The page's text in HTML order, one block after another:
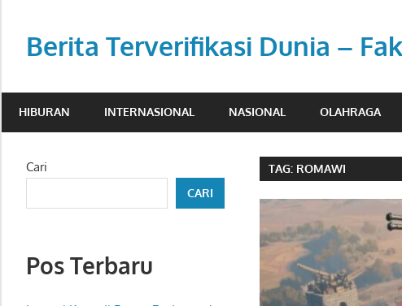
contentBerita Terverifikasi Dunia –
dan
HIBURAN INTERNASIONAL NASIONAL OLAHRAGA
TAG: ROMAWI
Cari
CARI
Pos Terbaru